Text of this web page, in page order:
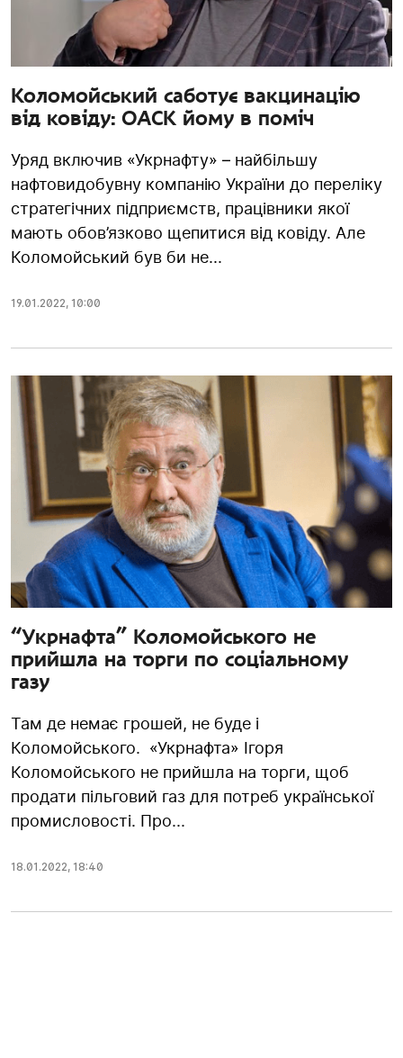
Коломойський саботує вакцинацію
від ковіду: ОАСК йому в поміч
Уряд включив «Укрнафту» – найбільшу
нафтовидобувну компанію України до переліку
стратегічних підприємств, працівники якої
мають обов’язково щепитися від ковіду. Але
Коломойський був би не...
19.01.2022, 10:00
“Укрнафта” Коломойського не
прийшла на торги по соціальному
газу
Там де немає грошей, не буде і
Коломойського. «Укрнафта» Ігоря
Коломойського не прийшла на торги, щоб
продати пільговий газ для потреб української
промисловості. Про...
18.01.2022, 18:40